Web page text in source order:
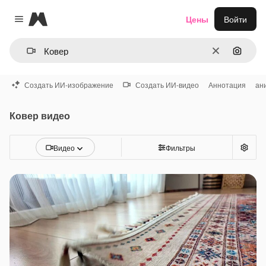
Close menu
Magnific
ОчиститьПоиск
Цены Войти
Создать ИИ-изображение Создать ИИ-видео Аннотация
Ковер видео
Видео Фильтры